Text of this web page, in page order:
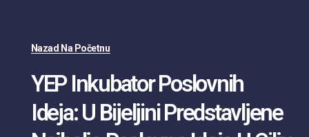
Nazad Na Početnu
YEP Inkubator Poslovnih
Ideja: U Bijeljini Predstavljene